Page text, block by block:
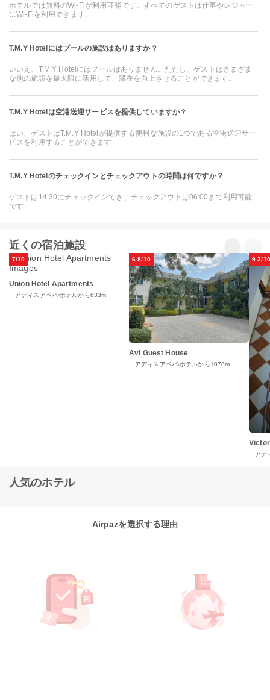
ホテルでは無料のWi-Fiが利用可能です。すべてのゲストは仕事やレジャー
にWi-Fiを利用できます。
T.M.Y Hotelにはプールの施設はありますか？
いいえ、T.M.Y Hotelにはプールはありません。ただし、ゲストはさまざま
な他の施設を最大限に活用して、滞在を向上させることができます。
T.M.Y Hotelは空港送迎サービスを提供していますか？
はい、ゲストはT.M.Y Hotelが提供する便利な施設の1つである空港送迎サー
ビスを利用することができます
T.M.Y Hotelのチェックインとチェックアウトの時間は何ですか？
ゲストは14:30にチェックインでき、チェックアウトは06:00まで利用可能
です
近くの宿泊施設
7/10
Union Hotel Apartments
アディスアベバ ホテルから633m
6.8/10
Avi Guest House
アディスアベバ ホテルから1078m
9.2/10
アデ
人気のホテル
Airpazを選択する理由